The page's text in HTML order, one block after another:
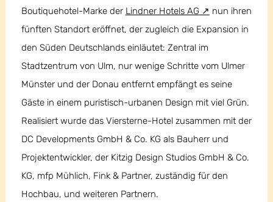
Boutiquehotel-Marke der Lindner Hotels AG
nun ihren
fünften Standort eröffnet, der zugleich die Expansion in
den Süden Deutschlands einläutet: Zentral im
Stadtzentrum von Ulm, nur wenige Schritte vom Ulmer
Münster und der Donau entfernt empfängt es seine
Gäste in einem puristisch-urbanen Design mit viel Grün.
Realisiert wurde das Viersterne-Hotel zusammen mit der
DC Developments GmbH & Co. KG als Bauherr und
Projektentwickler, der Kitzig Design Studios GmbH & Co.
KG, mfp Mühlich, Fink & Partner, zuständig für den
Hochbau, und weiteren Partnern.